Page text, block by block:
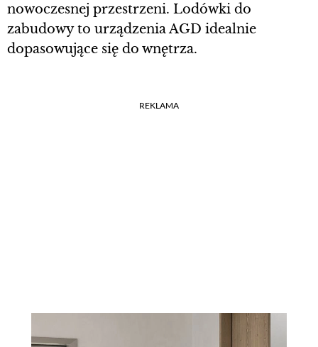
nowoczesnej przestrzeni. Lodówki do
zabudowy to urządzenia AGD idealnie
dopasowujące się do wnętrza.
REKLAMA